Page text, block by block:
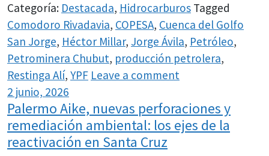
Categoría: Destacada, Hidrocarburos Tagged
Comodoro Rivadavia, COPESA, Cuenca del Golfo
San Jorge, Héctor Millar, Jorge Ávila, Petróleo,
Petrominera Chubut, producción petrolera,
Restinga Alí, YPF Leave a comment
2 junio, 2026
Palermo Aike, nuevas perforaciones y
remediación ambiental: los ejes de la
reactivación en Santa Cruz